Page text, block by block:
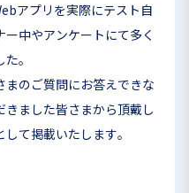
アプリを実際にテスト自
中やアンケートにて多く
。
のご質問にお答えできな
ました皆さまから頂戴し
て掲載いたします。